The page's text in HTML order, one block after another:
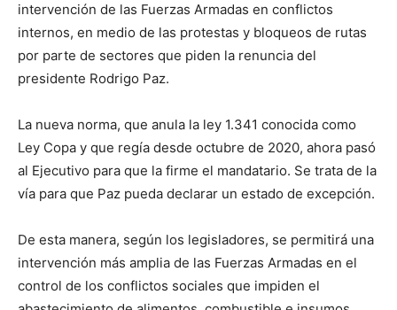
intervención de las Fuerzas Armadas en conflictos
internos, en medio de las protestas y bloqueos de rutas
por parte de sectores que piden la renuncia del
presidente Rodrigo Paz.
La nueva norma, que anula la ley 1.341 conocida como
Ley Copa y que regía desde octubre de 2020, ahora pasó
al Ejecutivo para que la firme el mandatario. Se trata de la
vía para que Paz pueda declarar un estado de excepción.
De esta manera, según los legisladores, se permitirá una
intervención más amplia de las Fuerzas Armadas en el
control de los conflictos sociales que impiden el